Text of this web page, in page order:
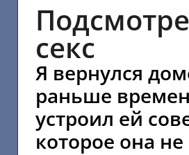
секс
Я вернулся
раньше
устроил ей
которое она не